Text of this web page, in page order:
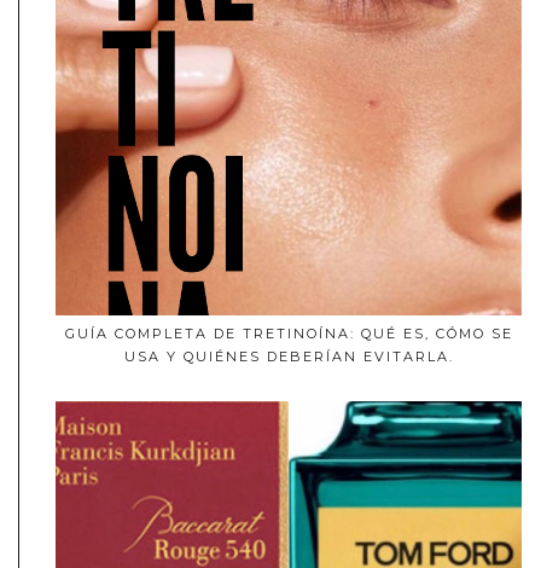
GUÍA COMPLETA DE TRETINOÍNA: QUÉ ES, CÓMO SE
USA Y QUIÉNES DEBERÍAN EVITARLA.